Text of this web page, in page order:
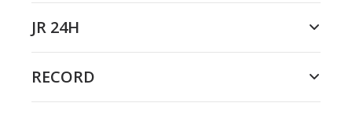
JR 24H
RECORD